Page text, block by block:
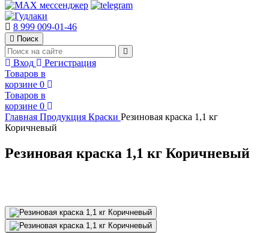
8 999 009-01-46
Поиск
Вход
Регистрация
Товаров в
корзине 0
Товаров в
корзине 0
Главная Продукция Краски Резиновая краска 1,1 кг
Коричневый
Резиновая краска 1,1 кг Коричневый